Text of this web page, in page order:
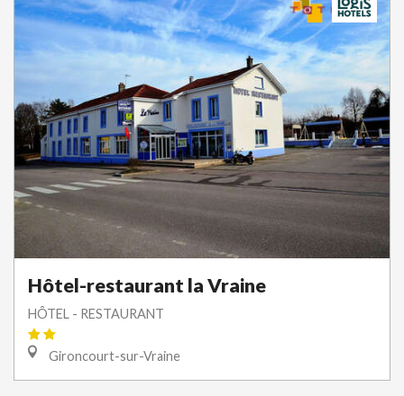
Hôtel-restaurant la Vraine
HÔTEL - RESTAURANT
Gironcourt-sur-Vraine